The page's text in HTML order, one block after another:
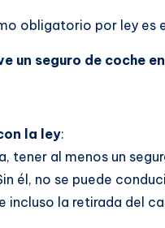
obligatorio por ley es
un seguro de coche
la ley:
tener al menos un
él, no se puede
incluso la retirada del